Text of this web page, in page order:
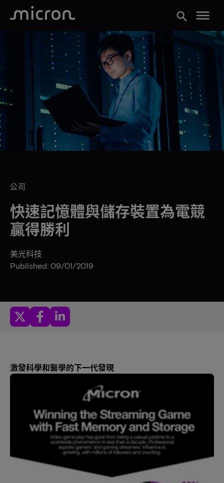
search menu
公司
快速記憶體與儲存裝置為電競
贏得勝利
美光科技
Published: 09/01/2019
激發科學和醫學的下一代發現